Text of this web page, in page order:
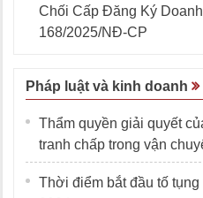
Chối Cấp Đăng Ký
168/2025/NĐ-CP
Pháp luật và kinh doanh
Thẩm quyền giải quyết
tranh chấp trong vận
Thời điểm bắt đầu tố